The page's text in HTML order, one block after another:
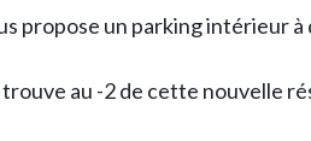
propose un parking intérieur à
au -2 de cette nouvelle